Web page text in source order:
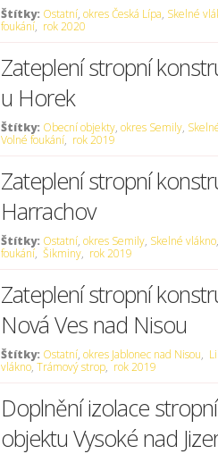
Štítky: Ostatní, okres Česká Lípa, Skelné
foukání, rok 2020
Zateplení stropní
u Horek
Štítky: Obecní objekty, okres Semily,
Volné foukání, rok 2019
Zateplení stropní
Harrachov
Štítky: Ostatní, okres Semily, Skelné vlákno,
foukání, Šikminy, rok 2019
Zateplení stropní
Nová Ves nad Nisou
Štítky: Ostatní, okres Jablonec nad Nisou,
vlákno, Trámový strop, rok 2019
Doplnění izolace
objektu Vysoké nad